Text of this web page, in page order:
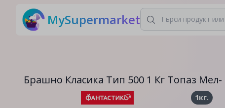
MySupermarket
Брашно Класика Тип 500 1 Кг Топаз Мел-
1кг.